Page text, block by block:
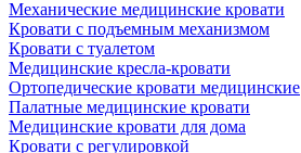
Механические медицинские кровати
Кровати с подъемным механизмом
Кровати с туалетом
Медицинские крeсла-кровати
Ортопедические кровати медицинские
Палатные медицинские кровати
Медицинские кровати для дома
Кровати с регулировкой